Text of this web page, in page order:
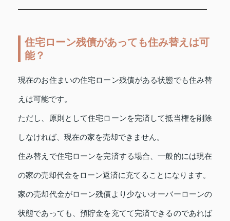
住宅ローン残債があっても住み替えは可
能？
現在のお住まいの住宅ローン残債がある状態でも住み替
えは可能です。
ただし、原則として住宅ローンを完済して抵当権を削除
しなければ、現在の家を売却できません。
住み替えで住宅ローンを完済する場合、一般的には現在
の家の売却代金をローン返済に充てることになります。
家の売却代金がローン残債より少ないオーバーローンの
状態であっても、預貯金を充てて完済できるのであれば